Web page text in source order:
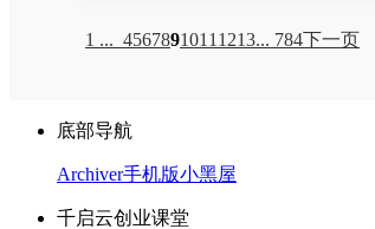
1 ... 4567891011 1213... 784下一页
底部导航
Archiver手机版小黑屋
千启云创业课堂